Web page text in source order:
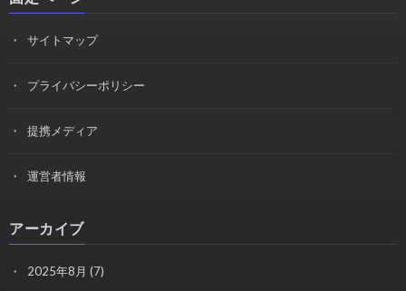
サイトマップ
プライバシーポリシー
提携メディア
運営者情報
アーカイブ
2025年8月 (7)